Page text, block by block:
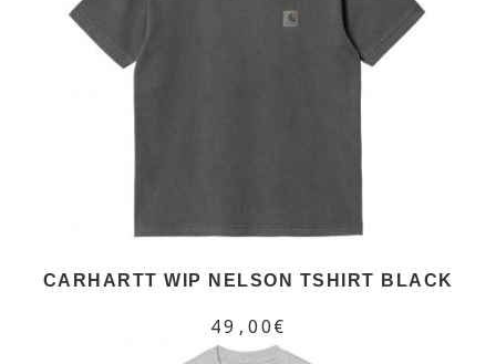
CARHARTT WIP NELSON TSHIRT BLACK
49,00€